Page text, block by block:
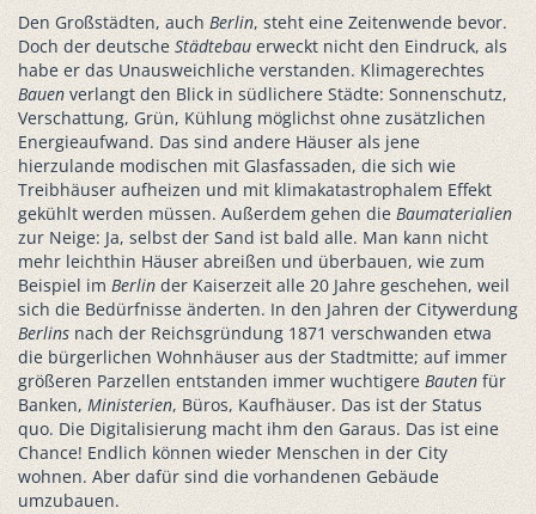
Den Großstädten, auch Berlin, steht eine Zeitenwende bevor.
Doch der deutsche Städtebau erweckt nicht den Eindruck, als
habe er das Unausweichliche verstanden. Klimagerechtes
Bauen verlangt den Blick in südlichere Städte: Sonnenschutz,
Verschattung, Grün, Kühlung möglichst ohne zusätzlichen
Energieaufwand. Das sind andere Häuser als jene
hierzulande modischen mit Glasfassaden, die sich wie
Treibhäuser aufheizen und mit klimakatastrophalem Effekt
gekühlt werden müssen. Außerdem gehen die Baumaterialien
zur Neige: Ja, selbst der Sand ist bald alle. Man kann nicht
mehr leichthin Häuser abreißen und überbauen, wie zum
Beispiel im Berlin der Kaiserzeit alle 20 Jahre geschehen, weil
sich die Bedürfnisse änderten. In den Jahren der Citywerdung
Berlins nach der Reichsgründung 1871 verschwanden etwa
die bürgerlichen Wohnhäuser aus der Stadtmitte; auf immer
größeren Parzellen entstanden immer wuchtigere Bauten für
Banken, Ministerien, Büros, Kaufhäuser. Das ist der Status
quo. Die Digitalisierung macht ihm den Garaus. Das ist eine
Chance! Endlich können wieder Menschen in der City
wohnen. Aber dafür sind die vorhandenen Gebäude
umzubauen.